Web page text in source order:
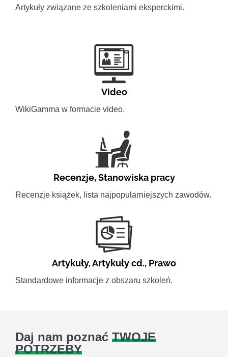
Artykuły związane ze szkoleniami eksperckimi.
Video
WikiGamma w formacie video.
Recenzje,Stanowiska pracy
Recenzje książek, lista najpopularniejszych zawodów.
Artykuły,Artykuły cd., Prawo
Standardowe informacje z obszaru szkoleń.
Daj nam poznać TWOJE
POTRZEBY